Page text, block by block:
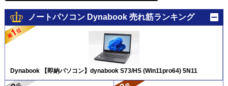
ノートパソコン Dynabook 売れ筋ランキング
Dynabook 【即納パソコン】dynabook S73/HS (Win11pro64) 5N11